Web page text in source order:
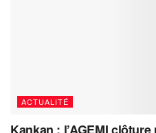
ACTUALITÉ
Kankan : l’AGEMI